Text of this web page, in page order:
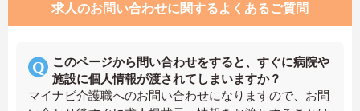
求人のお問い合わせに関するよくあるご質問
このページから問い合わせをすると、すぐに病院や
施設に個人情報が渡されてしまいますか？
マイナビ介護職へのお問い合わせになりますので、お問